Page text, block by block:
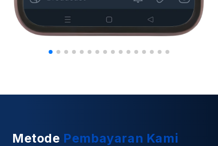
Metode Pembayaran Kami